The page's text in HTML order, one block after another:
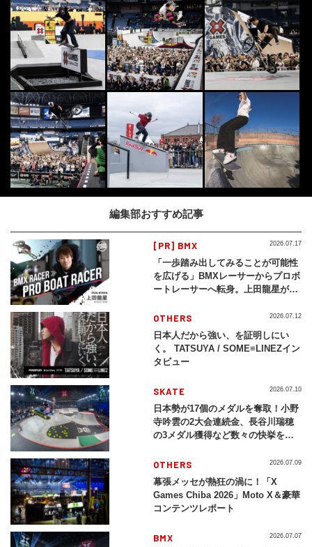
編集部おすすめ記事
[PR] BMX
「一歩踏み出してみることが可能性
を広げる」BMXレーサーからプロボ
ートレーサーへ転身。上田龍星が体
2026.07.17
OTHERS
日本人だから強い、を証明しにい
く。 TATSUYA / SOME≡LINEZイン
タビュー
2026.07.12
SKATE
日本勢が17個のメダルを奪取！小野
寺吟雲の2大会連続金、長谷川瑞穂
の3メダル獲得など数々の快挙をプ
2026」
2026.07.10
OTHERS
幕張メッセが熱狂の渦に！「X
Games Chiba 2026」Moto X＆豪華
コンテンツレポート
2026.07.09
BMX 2026.07.07